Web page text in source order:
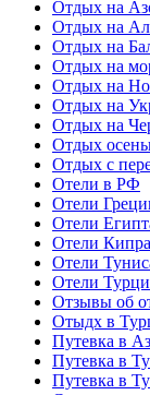
Отдых на
Отдых на
Отдых на
Отдых на
Отдых на
Отдых на
Отдых на
Отдых
Отдых с
Отели в РФ
Отели
Отели
Отели Кипра
Отели
Отели
Отзывы об
Отыдх в
Путевка в
Путевка в
Путевка в